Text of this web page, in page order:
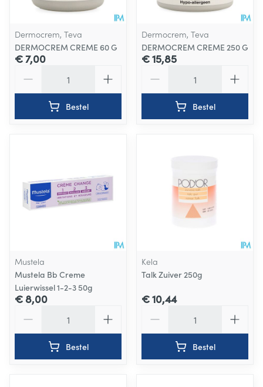
Dermocrem, Teva
DERMOCREM CREME 60 G
€ 7,00
Bestel
Dermocrem, Teva
DERMOCREM CREME 250 G
€ 15,85
Bestel
Mustela
Mustela Bb Creme
Luierwissel 1-2-3 50g
€ 8,00
Bestel
Kela
Talk Zuiver 250g
€ 10,44
Bestel